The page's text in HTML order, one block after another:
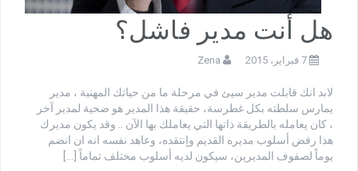
هل أنت مدير فاشل؟
7 فبراير، 2015 Zena
لابد انك قابلت مدير سيئ في مرحلة ما من حياتك المهنية ، مدير
يمارس سلطته بكل غطرسة، حقيقة هذا المدير هو ضحية لمدير آخر
، كان يعامله بالطريقة ذاتها التي يعاملك بها الآن .. وقد يكون مديرك
هذا رفض أسلوب مديره القديم وإنتقده، وعاهد نفسه انه ان انضم
يوماً لصفوف المديرين، سيكون لديه أسلوب مختلف تماماً […]